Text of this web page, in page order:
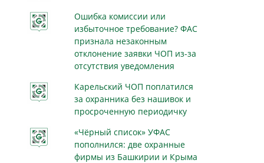
Ошибка комиссии или
избыточное требование? ФАС
признала незаконным
отклонение заявки ЧОП из-за
отсутствия уведомления
Карельский ЧОП поплатился
за охранника без нашивок и
просроченную периодичку
«Чёрный список» УФАС
пополнился: две охранные
фирмы из Башкирии и Крыма